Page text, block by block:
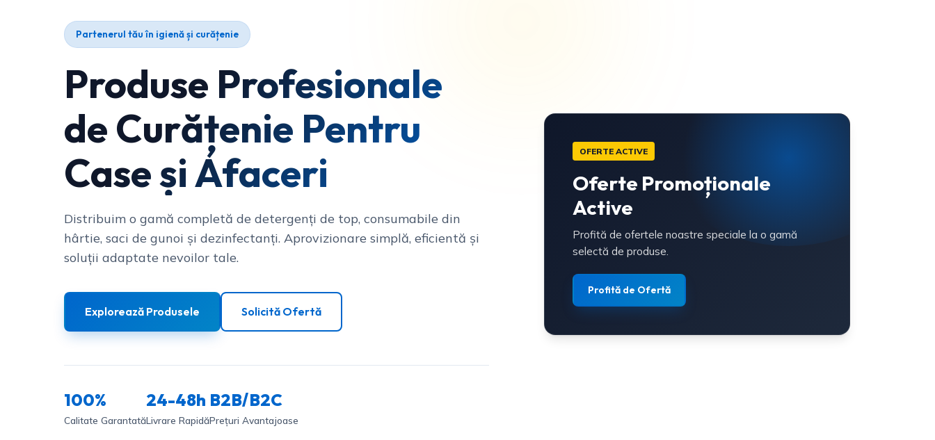
Partenerul tău în igienă și curățenie
Produse Profesionale
de Curățenie Pentru
Case și Afaceri
Distribuim o gamă completă de detergenți de top, consumabile din
hârtie, saci de gunoi și dezinfectanți. Aprovizionare simplă, eficientă și
soluții adaptate nevoilor tale.
Explorează Produsele Solicită Ofertă
100%
Calitate Garantată
24-48h
Livrare Rapidă
B2B/B2C
Prețuri Avantajoase
OFERTE ACTIVE
Oferte Promoționale
Active
Profită de ofertele noastre speciale la o gamă
selectă de produse.
Profită de Ofertă